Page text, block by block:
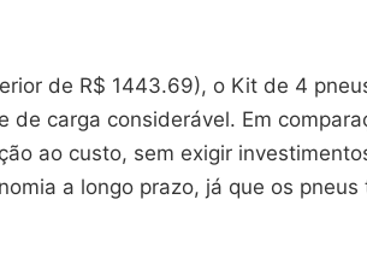
de R$ 1443.69), o Kit de 4
carga considerável. Em
ao custo, sem exigir
a longo prazo, já que os pneus